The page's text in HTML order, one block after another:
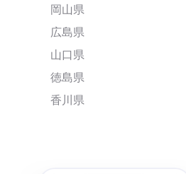
岡山県
広島県
山口県
徳島県
香川県